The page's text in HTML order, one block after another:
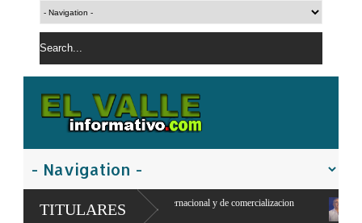
TITULARES
encuentro internacional y de comercializacion
Abinader asumirá